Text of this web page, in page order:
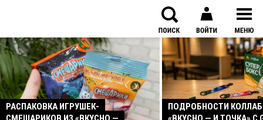
РАСПАКОВКА ИГРУШЕК-
ПОДРОБНОСТИ